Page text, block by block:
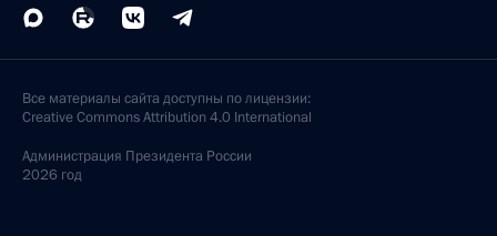
Все материалы сайта доступны по лицензии:
Creative Commons Attribution 4.0 International
Администрация Президента России
2026 год